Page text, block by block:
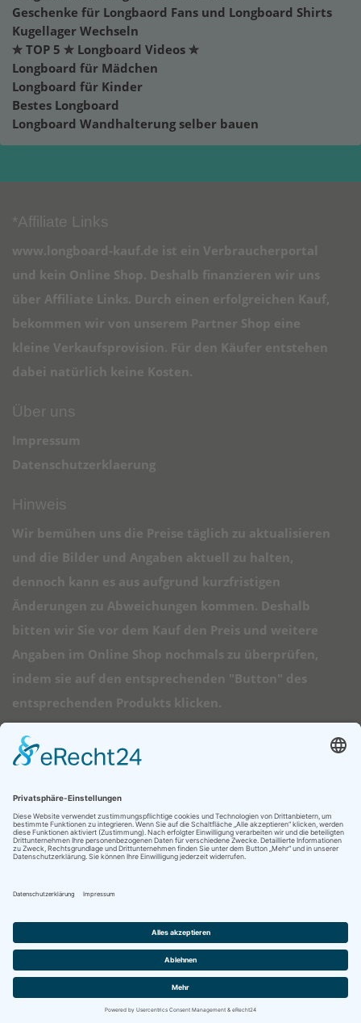
Geschenke für Longbaord Fans und Longboard Shirts
Kugellager Wechseln
✮ TOP 5 ✮ Longboard Videos ✮
Longboard für Mädchen
Longboard für Kinder
Bestes Longboard
Longboard Wandhalterung selber bauen
*Affiliate Links
www.longboard-kauf.de ist ein Verbraucherportal
und kein Online Shop. Deshalb finanzieren wir uns
über Affiliate Links. Durch einen erfolgreichen Kauf,
bekommen wir von unserem Partner Shop eine
kleine Verkaufsprovision. Für den Käufer entstehen
dabei natürlich keine Kosten.
Über uns
Impressum
Datenschutzerklaerung
Hinweis
Wir bemühen uns die Preise täglich zu aktualisieren
und die Bilder und Angaben aktuell zu halten,
dennoch kann es aus aufgrund kurzfristigen
Änderungen zu Abweichungen kommen. Deshalb
bitten wir Sie vor dem Kauf den Preis und weitere
Angaben im Online Shop nochmals zu überprüfen,
indem sie auf den entsprechenden "Button" des
entsprechenden Produkts klicken.
➠ Direktlinks
Longboard Anfänger
Mini Longboards
Elektro Longboards
© 2026 - Longboard Kauf - Diese Seite läuft mit dem Affiliate Theme